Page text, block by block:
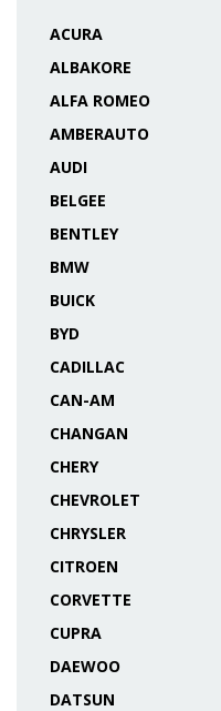
ACURA
ALBAKORE
ALFA ROMEO
AMBERAUTO
AUDI
BELGEE
BENTLEY
BMW
BUICK
BYD
CADILLAC
CAN-AM
CHANGAN
CHERY
CHEVROLET
CHRYSLER
CITROEN
CORVETTE
CUPRA
DAEWOO
DATSUN